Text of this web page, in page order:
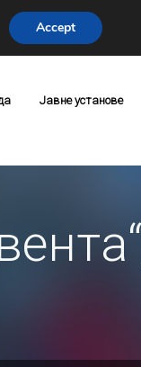
Јавне установе
Accept